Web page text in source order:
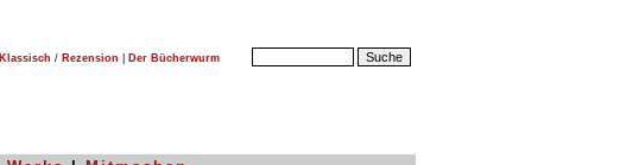
Klassisch / Rezension Der Bücherwurm